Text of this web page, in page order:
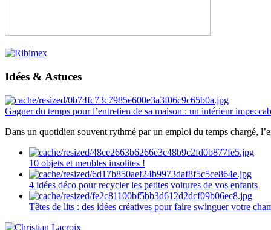
Idées & Astuces
Gagner du temps pour l’entretien de sa maison : un intérieur
Dans un quotidien souvent rythmé par un emploi du temps chargé,
10 objets et meubles insolites !
4 idées déco pour recycler les petites voitures de vos enfants
Têtes de lits : des idées créatives pour faire swinguer votre